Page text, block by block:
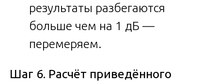
результаты разбегаются
больше чем на 1 дБ —
перемеряем.
Шаг 6. Расчёт приведённого